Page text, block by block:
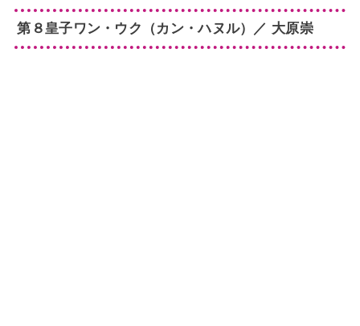
第８皇子ワン・ウク（カン・ハヌル）／ 大原崇